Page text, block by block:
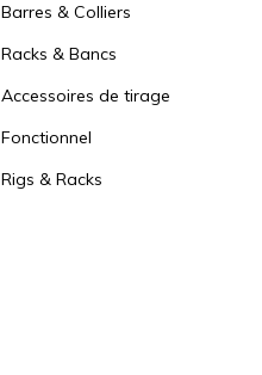
Barres & Colliers
Racks & Bancs
Accessoires de tirage
Fonctionnel
Rigs & Racks